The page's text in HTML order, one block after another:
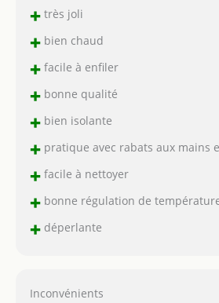
+très joli
+bien chaud
+facile à enfiler
+bonne qualité
+bien isolante
+pratique avec rabats aux mains
+facile à nettoyer
+bonne régulation de
+déperlante
Inconvénients